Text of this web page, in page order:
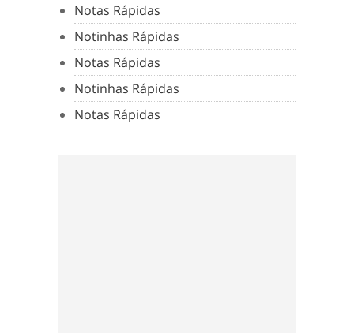
Notas Rápidas
Notinhas Rápidas
Notas Rápidas
Notinhas Rápidas
Notas Rápidas